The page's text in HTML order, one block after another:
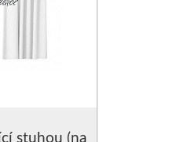
stuhou (na